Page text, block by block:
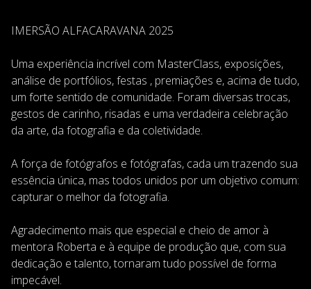
IMERSÃO ALFACARAVANA 2025
Uma experiência incrível com MasterClass, exposições,
análise de portfólios, festas , premiações e, acima de tudo,
um forte sentido de comunidade. Foram diversas trocas,
gestos de carinho, risadas e uma verdadeira celebração
da arte, da fotografia e da coletividade.
A força de fotógrafos e fotógrafas, cada um trazendo sua
essência única, mas todos unidos por um objetivo comum:
capturar o melhor da fotografia.
Agradecimento mais que especial e cheio de amor à
mentora Roberta e à equipe de produção que, com sua
dedicação e talento, tornaram tudo possível de forma
impecável.